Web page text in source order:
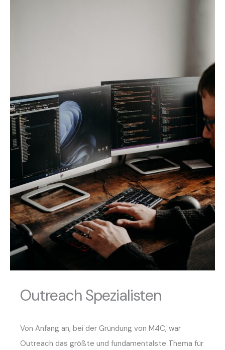
Outreach Spezialisten
Von Anfang an, bei der Gründung von M4C, war
Outreach das größte und fundamentalste Thema für